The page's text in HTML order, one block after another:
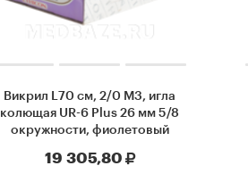
Викрил L70 см, 2/0 М3, игла
колющая UR-6 Plus 26 мм 5/8
окружности, фиолетовый
36 шт/уп
19 305,80